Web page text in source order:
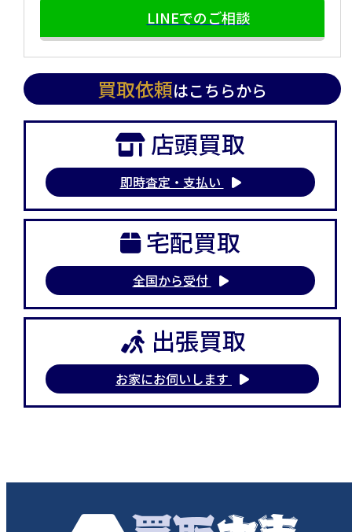
LINEでのご相談
買取依頼はこちらから
店頭買取
即時査定・支払い
宅配買取
全国から受付
出張買取
お家にお伺いします